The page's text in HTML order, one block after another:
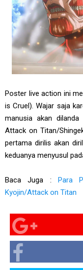
Poster live action ini
is Cruel). Wajar saja
manusia akan
Attack on Titan/
pertama dirilis akan
keduanya menyusul
Baca Juga : Para
Kyojin/Attack on Titan